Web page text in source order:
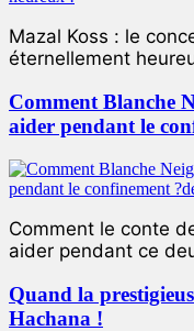
Mazal Koss : le
éternellement
Comment Blanche
aider pendant le
Comment le conte
aider pendant ce
Quand la
Hachana !